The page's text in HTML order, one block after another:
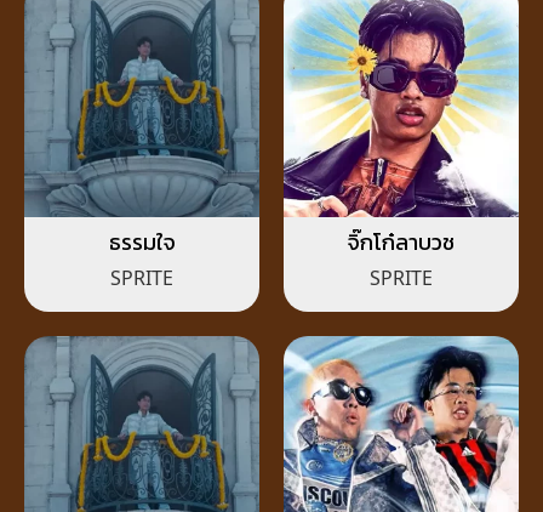
ธรรมใจ
SPRITE
จิ๊กโก๋ลาบวช
SPRITE